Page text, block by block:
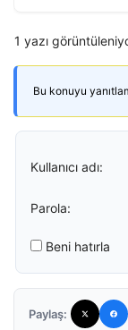
1 yazı
Bu konuyu
Kullanıcı adı:
Parola:
Beni hatırla
Paylaş: